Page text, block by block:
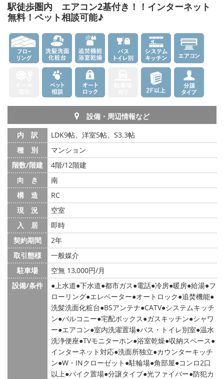
駅徒歩圏内 エアコン2基付き！！インターネット
無料！ペット相談可能♪
設備・周辺情報など
内 訳
LDK9帖、洋室5帖、S3.3帖
種 別
マンション
階数/階建
4階/12階建
向 き
南
構 造
RC
現 況
空室
入 居
即時
契約期間
2年
取引態様
一般媒介
駐車場
空無 13,000円/月
設備/条件
上水道 下水道 都市ガス 電話 冷房 暖房 給湯 フ
ローリング エレベーター オートロック 追焚機能
洗髪洗面化粧台 BSアンテナ CATV システムキッチ
ン バルコニー 宅配ボックス ガスキッチン シャワ
ー エアコン 室内洗濯置場 バス・トイレ別室 温水
洗浄便座 TVモニターホン 浴室乾燥 収納スペース
インターネット対応 洗面所独立 カウンターキッチ
ン W・INクローゼット 駐輪場 角部屋 コンロ2口
以上 バイク置場 分譲タイプ 光ファイバー 防犯カ